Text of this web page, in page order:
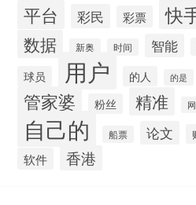
平台 彩民 彩票 快
数据 新奥 时间 智能
球员 用户 的人 的是
管家婆 粉丝 精准
自己的 船票 论文
软件 香港